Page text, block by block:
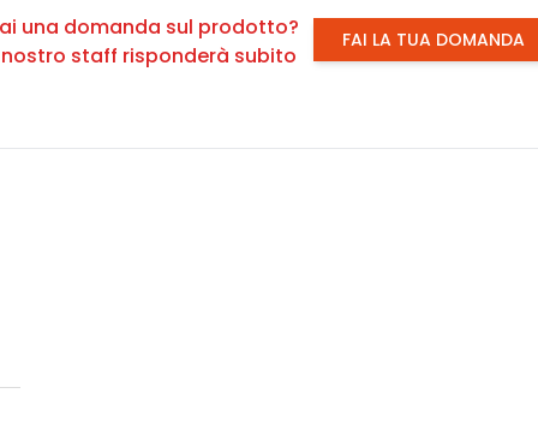
una domanda sul prodotto?
staff risponderà subito
FAI LA TUA DOMANDA